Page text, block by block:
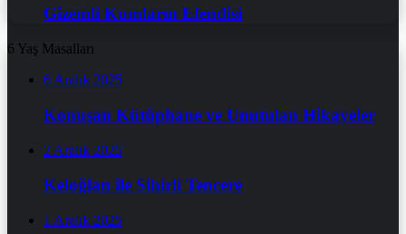
Gizemli Kumların Efendisi
6 Yaş Masalları
6 Aralık 2025
Konuşan Kütüphane ve Unutulan Hikayeler
2 Aralık 2025
Keloğlan ile Sihirli Tencere
1 Aralık 2025